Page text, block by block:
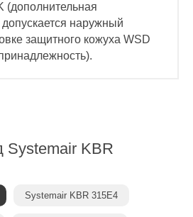
(дополнительная
наружный
защитного кожуха WSD
Systemair KBR
Systemair KBR 315E4